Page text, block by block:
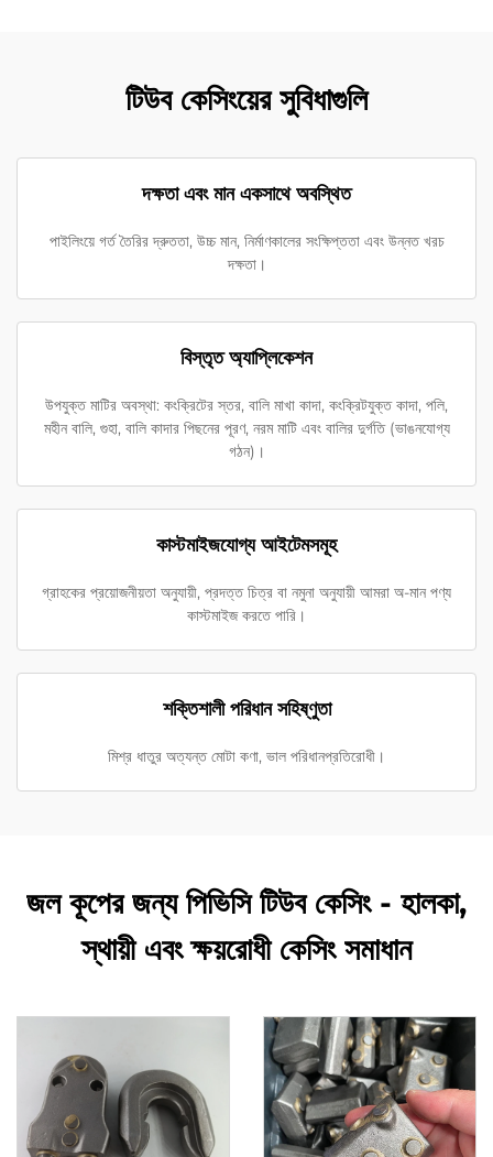
টিউব কেসিংয়ের সুবিধাগুলি
দক্ষতা এবং মান একসাথে অবস্থিত
পাইলিংয়ে গর্ত তৈরির দ্রুততা, উচ্চ মান, নির্মাণকালের সংক্ষিপ্ততা এবং উন্নত খরচ
দক্ষতা।
বিস্তৃত অ্যাপ্লিকেশন
উপযুক্ত মাটির অবস্থা: কংক্রিটের স্তর, বালি মাখা কাদা, কংক্রিটযুক্ত কাদা, পলি,
মহীন বালি, গুহা, বালি কাদার পিছনের পূরণ, নরম মাটি এবং বালির দুর্গতি (ভাঙনযোগ্য
গঠন)।
কাস্টমাইজযোগ্য আইটেমসমূহ
গ্রাহকের প্রয়োজনীয়তা অনুযায়ী, প্রদত্ত চিত্র বা নমুনা অনুযায়ী আমরা অ-মান পণ্য
কাস্টমাইজ করতে পারি।
শক্তিশালী পরিধান সহিষ্ণুতা
মিশ্র ধাতুর অত্যন্ত মোটা কণা, ভাল পরিধানপ্রতিরোধী।
জল কূপের জন্য পিভিসি টিউব কেসিং - হালকা,
স্থায়ী এবং ক্ষয়রোধী কেসিং সমাধান